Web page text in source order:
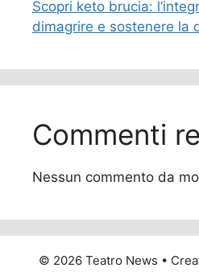
Scopri keto brucia:
dimagrire e sostenere la
Commenti
Nessun commento da
© 2026 Teatro News •